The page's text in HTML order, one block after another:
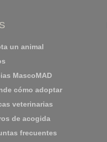
un animal
MascoMAD
cómo adoptar
veterinarias
de acogida
frecuentes